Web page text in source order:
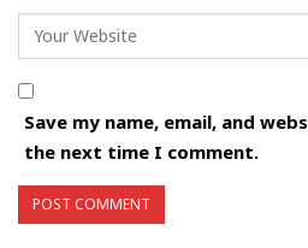
Save my name, email, and
the next time I comment.